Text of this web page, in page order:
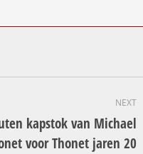
NEXT
kapstok van Michael
voor Thonet jaren 20